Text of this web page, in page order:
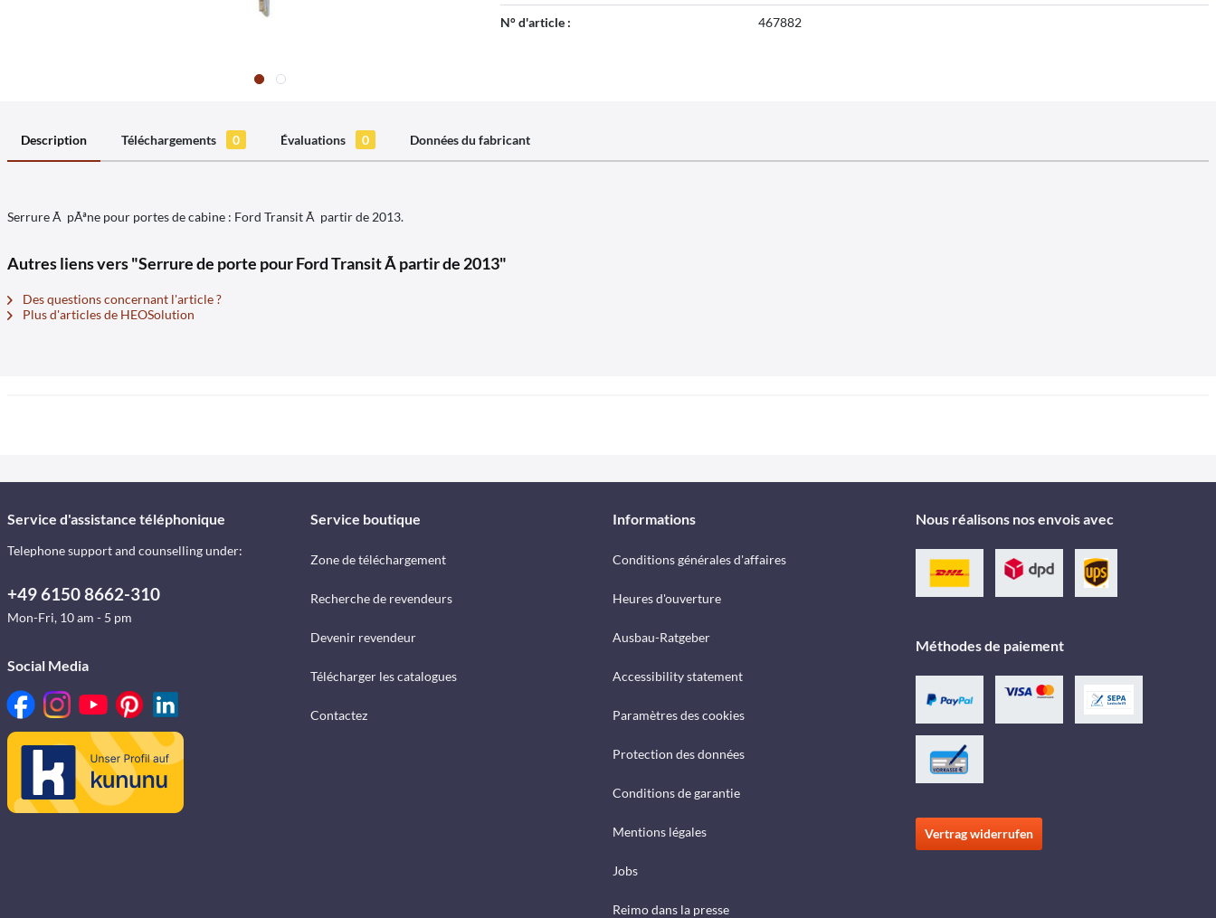
N° d'article : 467882
Description Téléchargements 0 Évaluations 0 Données du fabricant
Serrure Ã pÃªne pour portes de cabine : Ford Transit Ã partir de 2013.
Autres liens vers "Serrure de porte pour Ford Transit Ã partir de 2013"
Des questions concernant l'article ?
Plus d'articles de HEOSolution
Service d'assistance téléphonique
Telephone support and counselling under:
+49 6150 8662-310
Mon-Fri, 10 am - 5 pm
Social Media
Service boutique
Zone de téléchargement
Recherche de revendeurs
Devenir revendeur
Télécharger les catalogues
Contactez
Informations
Conditions générales d'affaires
Heures d'ouverture
Ausbau-Ratgeber
Accessibility statement
Paramètres des cookies
Protection des données
Conditions de garantie
Mentions légales
Jobs
Reimo dans la presse
Nous réalisons nos envois avec
Méthodes de paiement
Vertrag widerrufen